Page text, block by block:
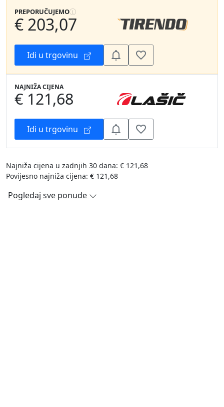
PREPORUČUJEMO
€ 203,07
Idi u trgovinu
NAJNIŽA CIJENA
€ 121,68
Idi u trgovinu
Najniža cijena u zadnjih 30 dana: € 121,68
Povijesno najniža cijena: € 121,68
Pogledaj sve ponude